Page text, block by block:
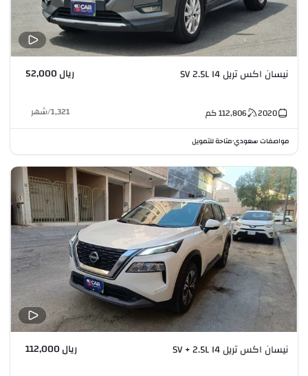
نيسان اكس تريل SV 2.5L I4 ريال 52,000
2020
112,806كم 1,321
/شهر
مواصفات سعودي•متاحة للتمويل
نيسان اكس تريل SV + 2.5L I4 ريال 112,000